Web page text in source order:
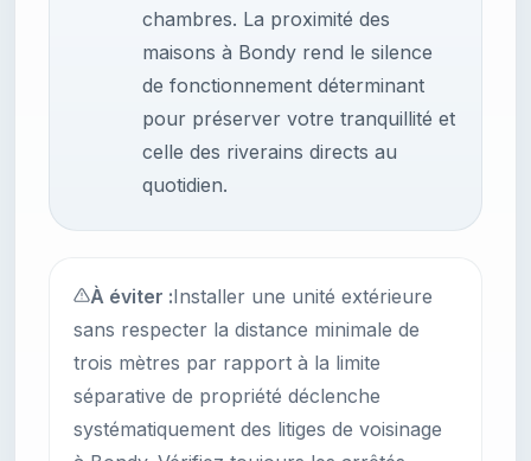
chambres. La proximité des
maisons à Bondy rend le silence
de fonctionnement déterminant
pour préserver votre tranquillité et
celle des riverains directs au
quotidien.
À éviter :Installer une unité extérieure
sans respecter la distance minimale de
trois mètres par rapport à la limite
séparative de propriété déclenche
systématiquement des litiges de voisinage